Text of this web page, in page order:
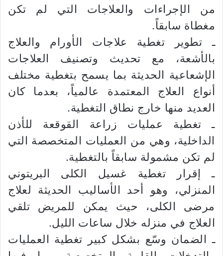
من الإجراءات والعلاجات التي لم تكن
مغطاة سابقاً.
ـ تطوير تغطية علاجات الأورام والعلاج
بالأشعة، مع تحديث وتصنيف العلاجات
الإشعاعية الحديثة بما يسمح بتغطية مختلف
أنواع العلاج المعتمدة عالمياً، بعدما كان
العديد منها خارج نطاق التغطية.
ـ تغطية عمليات زراعة القوقعة للأذن
الداخلية، وهي من العمليات المتخصصة التي
لم تكن مشمولة سابقاً بالتغطية.
ـ إقرار تغطية غسيل الكلى البريتوني
المنزلي، وهو أحد الأساليب الحديثة لعلاج
مرضى الكلى، حيث يمكن للمريض تلقي
العلاج في منزله خلال ساعات الليل.
ـ الضمان وسّع بشكل كبير تغطية العمليات